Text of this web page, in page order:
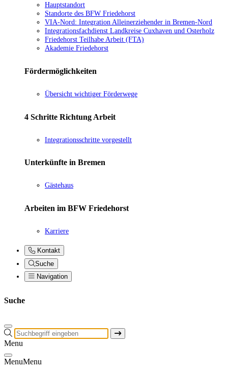
Hauptstandort
Standorte des BFW Friedehorst
VIA-Nord: Integration Alleinerziehender in Bremen-Nord
Integrationsfachdienst Landkreise Cuxhaven und Osterholz
Friedehorst Teilhabe Arbeit (FTA)
Akademie Friedehorst
Fördermöglichkeiten
Übersicht wichtiger Förderwege
4 Schritte Richtung Arbeit
Integrationsschritte vorgestellt
Unterkünfte in Bremen
Gästehaus
Arbeiten im BFW Friedehorst
Karriere
Kontakt
Suche
Navigation
Suche
Menu
MenuMenu